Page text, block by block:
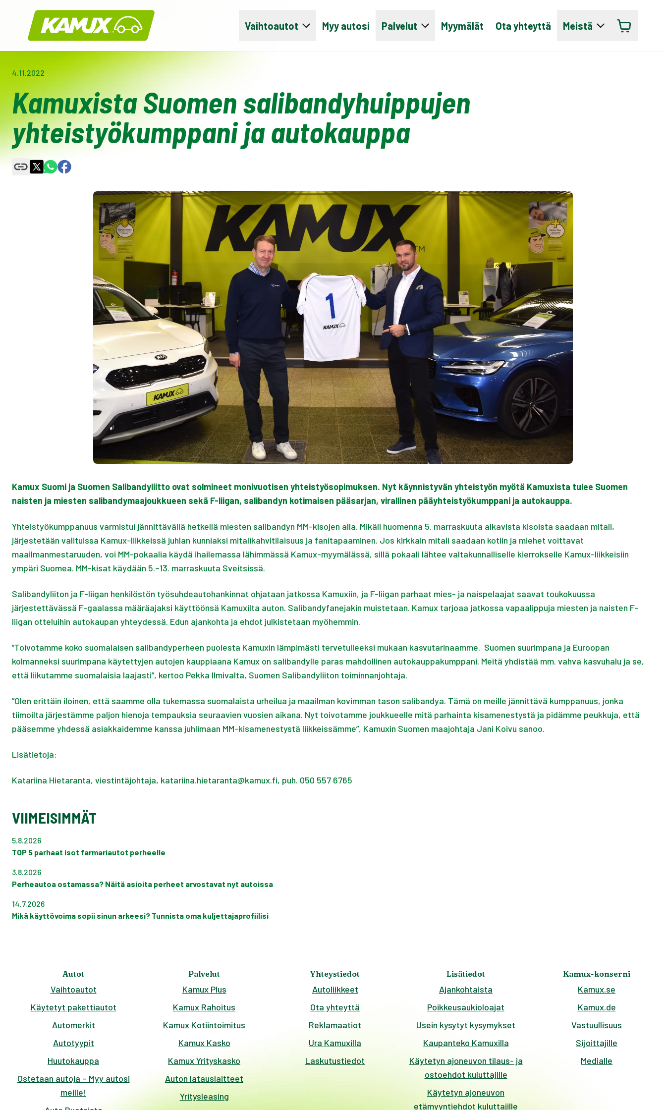
Kamux
Vaihtoautot Myy autosi Palvelut Myymälät Ota yhteyttä Meistä
4.11.2022
Kamuxista Suomen salibandyhuippujen
yhteistyökumppani ja autokauppa
Kamux Suomi ja Suomen Salibandyliitto ovat solmineet monivuotisen yhteistyösopimuksen. Nyt käynnistyvän yhteistyön myötä Kamuxista tulee Suomen
naisten ja miesten salibandymaajoukkueen sekä F-liigan, salibandyn kotimaisen pääsarjan, virallinen pääyhteistyökumppani ja autokauppa.
Yhteistyökumppanuus varmistui jännittävällä hetkellä miesten salibandyn MM-kisojen alla. Mikäli huomenna 5. marraskuuta alkavista kisoista saadaan mitali,
järjestetään valituissa Kamux-liikkeissä juhlan kunniaksi mitalikahvitilaisuus ja fanitapaaminen. Jos kirkkain mitali saadaan kotiin ja miehet voittavat
maailmanmestaruuden, voi MM-pokaalia käydä ihailemassa lähimmässä Kamux-myymälässä, sillä pokaali lähtee valtakunnalliselle kierrokselle Kamux-liikkeisiin
ympäri Suomea. MM-kisat käydään 5.–13. marraskuuta Sveitsissä.
Salibandyliiton ja F-liigan henkilöstön työsuhdeautohankinnat ohjataan jatkossa Kamuxiin, ja F-liigan parhaat mies- ja naispelaajat saavat toukokuussa
järjestettävässä F-gaalassa määräajaksi käyttöönsä Kamuxilta auton. Salibandyfanejakin muistetaan. Kamux tarjoaa jatkossa vapaalippuja miesten ja naisten F-
liigan otteluihin autokaupan yhteydessä. Edun ajankohta ja ehdot julkistetaan myöhemmin.
”Toivotamme koko suomalaisen salibandyperheen puolesta Kamuxin lämpimästi tervetulleeksi mukaan kasvutarinaamme. Suomen suurimpana ja Euroopan
kolmanneksi suurimpana käytettyjen autojen kauppiaana Kamux on salibandylle paras mahdollinen autokauppakumppani. Meitä yhdistää mm. vahva kasvuhalu ja se,
että liikutamme suomalaisia laajasti”, kertoo Pekka Ilmivalta, Suomen Salibandyliiton toiminnanjohtaja.
”Olen erittäin iloinen, että saamme olla tukemassa suomalaista urheilua ja maailman kovimman tason salibandya. Tämä on meille jännittävä kumppanuus, jonka
tiimoilta järjestämme paljon hienoja tempauksia seuraavien vuosien aikana. Nyt toivotamme joukkueelle mitä parhainta kisamenestystä ja pidämme peukkuja, että
pääsemme yhdessä asiakkaidemme kanssa juhlimaan MM-kisamenestystä liikkeissämme”, Kamuxin Suomen maajohtaja Jani Koivu sanoo.
Lisätietoja:
Katariina Hietaranta, viestintäjohtaja, katariina.hietaranta@kamux.fi, puh. 050 557 6765
VIIMEISIMMÄT
5.8.2026
TOP 5 parhaat isot farmariautot perheelle
3.8.2026
Perheautoa ostamassa? Näitä asioita perheet arvostavat nyt autoissa
14.7.2026
Mikä käyttövoima sopii sinun arkeesi? Tunnista oma kuljettajaprofiilisi
Autot
Vaihtoautot
Käytetyt pakettiautot
Automerkit
Autotyypit
Huutokauppa
Ostetaan autoja – Myy autosi
meille!
Palvelut
Kamux Plus
Kamux Rahoitus
Kamux Kotiintoimitus
Kamux Kasko
Kamux Yrityskasko
Auton latauslaitteet
Yritysleasing
Yhteystiedot
Autoliikkeet
Ota yhteyttä
Reklamaatiot
Ura Kamuxilla
Laskutustiedot
Lisätiedot
Ajankohtaista
Poikkeusaukioloajat
Usein kysytyt kysymykset
Kaupanteko Kamuxilla
Käytetyn ajoneuvon tilaus- ja
ostoehdot kuluttajille
Käytetyn ajoneuvon
etämyyntiehdot kuluttajille
Kamux-konserni
Kamux.se
Kamux.de
Vastuullisuus
Sijoittajille
Medialle